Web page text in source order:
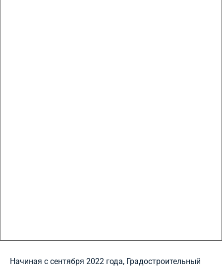
Начиная с сентября 2022 года, Градостроительный